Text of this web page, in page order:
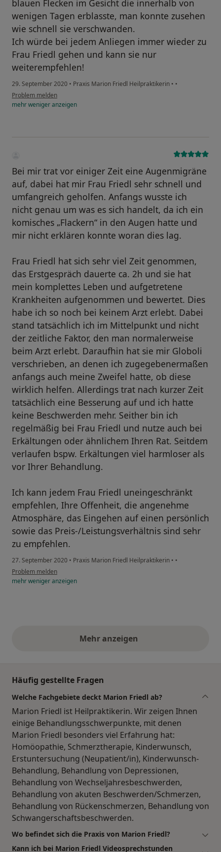
blauen Flecken im Gesicht die innerhalb von
wenigen Tagen erblasste, man konnte zusehen
wie schnell sie verschwanden.
Ich würde bei jedem Anliegen immer wieder zu
Frau Friedl gehen und kann sie nur
weiterempfehlen!
29. September 2020 • Praxis Marion Friedl Heilpraktikerin • •
Problem melden
mehrwenigeranzeigen
Bei mir trat vor einiger Zeit eine Augenmigräne
auf, dabei hat mir Frau Friedl sehr schnell und
umfangreich geholfen. Anfangs wusste ich
nicht genau um was es sich handelt, da ich ein
komisches „Flackern“ in den Augen hatte und
mir nicht erklären konnte woran dies lag.
Frau Friedl hat sich sehr viel Zeit genommen,
das Erstgespräch dauerte ca. 2h und sie hat
mein komplettes Leben und aufgetretene
Krankheiten aufgenommen und bewertet. Dies
habe ich so noch bei keinem Arzt erlebt. Dabei
stand tatsächlich ich im Mittelpunkt und nicht
der zeitliche Faktor, den man normalerweise
beim Arzt erlebt. Daraufhin hat sie mir Globoli
verschrieben, an denen ich zugegebenermaßen
anfangs auch meine Zweifel hatte, ob diese
wirklich helfen. Allerdings trat nach kurzer Zeit
tatsächlich eine Besserung auf und ich hatte
keine Beschwerden mehr. Seither bin ich
regelmäßig bei Frau Friedl und nutze auch bei
Erkältungen oder ähnlichem Ihren Rat. Seitdem
verlaufen bspw. Erkältungen viel harmloser als
vor Ihrer Behandlung.
Ich kann jedem Frau Friedl uneingeschränkt
empfehlen, Ihre Offenheit, die angenehme
Atmosphäre, das Eingehen auf einen persönlich
sowie das Preis-/Leistungsverhältnis sind sehr
zu empfehlen.
27. September 2020 • Praxis Marion Friedl Heilpraktikerin • •
Problem melden
mehrwenigeranzeigen
Mehr anzeigenobige Stellungnahmen
Häufig gestellte Fragen
Welche Fachgebiete deckt Marion Friedl ab?
Marion Friedl ist Heilpraktikerin. Wir zeigen Ihnen
einige Behandlungsschwerpunkte, mit denen
Marion Friedl besonders viel Erfahrung hat:
Homöopathie, Schmerztherapie, Kinderwunsch,
Erstuntersuchung (Neupatient/in), Kinderwunsch-
Behandlung, Behandlung von Depressionen,
Behandlung von Wechseljahresbeschwerden,
Behandlung von akuten Beschwerden/Schmerzen,
Behandlung von Rückenschmerzen, Behandlung von
Schwangerschaftsbeschwerden.
Wo befindet sich die Praxis von Marion Friedl?
Kann ich bei Marion Friedl Videosprechstunden